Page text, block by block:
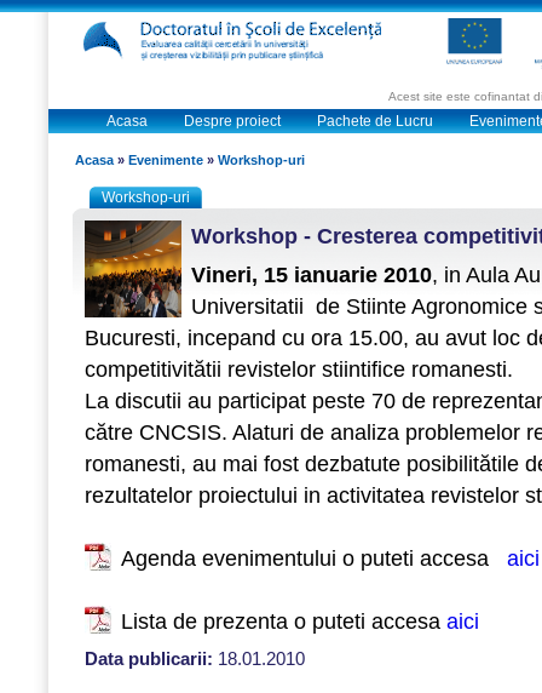
Acest site este cofinantat
Acasa Despre proiect Pachete de Lucru
Acasa » Evenimente » Workshop-uri
Workshop-uri
Workshop - Cresterea
Vineri, 15 ianuarie 2010, in Aula
Universitatii de Stiinte Agronomice
Bucuresti, incepand cu ora 15.00, au avut loc
competitivitătii revistelor stiintifice romanesti.
La discutii au participat peste 70 de
către CNCSIS. Alaturi de analiza problemelor
romanesti, au mai fost dezbatute posibilitătile
rezultatelor proiectului in activitatea revistelor
Agenda evenimentului o puteti accesa aici
Lista de prezenta o puteti accesa aici
Data publicarii: 18.01.2010